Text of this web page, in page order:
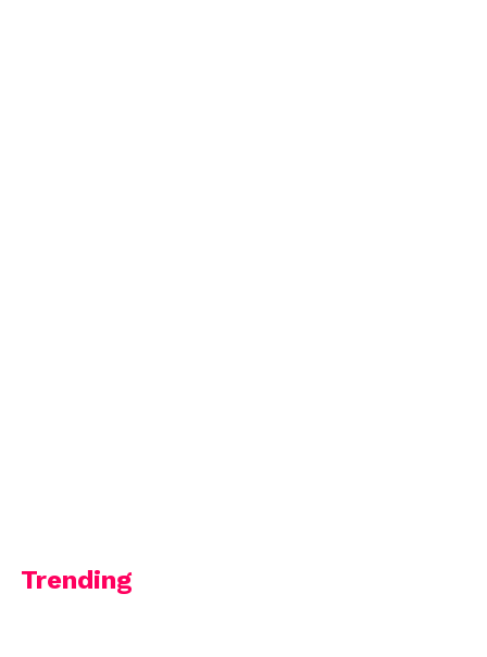
Trending